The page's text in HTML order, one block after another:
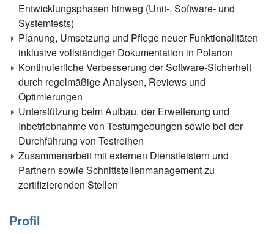
Entwicklungsphasen hinweg (Unit-, Software- und
Systemtests)
Planung, Umsetzung und Pflege neuer Funktionalitäten
inklusive vollständiger Dokumentation in Polarion
Kontinuierliche Verbesserung der Software-Sicherheit
durch regelmäßige Analysen, Reviews und
Optimierungen
Unterstützung beim Aufbau, der Erweiterung und
Inbetriebnahme von Testumgebungen sowie bei der
Durchführung von Testreihen
Zusammenarbeit mit externen Dienstleistern und
Partnern sowie Schnittstellenmanagement zu
zertifizierenden Stellen
Profil